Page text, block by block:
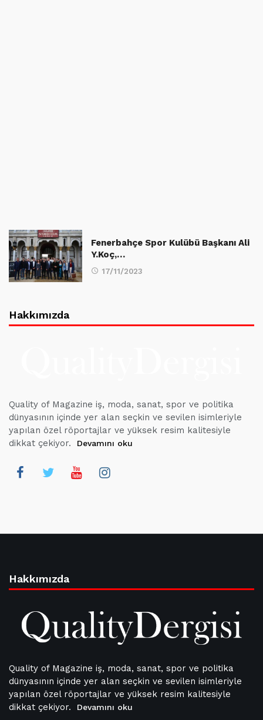
Fenerbahçe Spor Kulübü Başkanı Ali
Y.Koç,…
17/11/2023
Hakkımızda
Quality of Magazine iş, moda, sanat, spor ve politika
dünyasının içinde yer alan seçkin ve sevilen isimleriyle
yapılan özel röportajlar ve yüksek resim kalitesiyle
dikkat çekiyor.
Devamını oku
Hakkımızda
Quality of Magazine iş, moda, sanat, spor ve politika
dünyasının içinde yer alan seçkin ve sevilen isimleriyle
yapılan özel röportajlar ve yüksek resim kalitesiyle
dikkat çekiyor.
Devamını oku